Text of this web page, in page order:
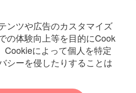
ンツや広告のカスタマイズ
の体験向上等を目的にCook
Cookieによって個人を特定
シーを侵したりすることは
ママリ
ブログ・SNS 「弟くんの制服おさがりちょう
がりちょうだい！予約ね！」
子の制服を欲しがるママ友に